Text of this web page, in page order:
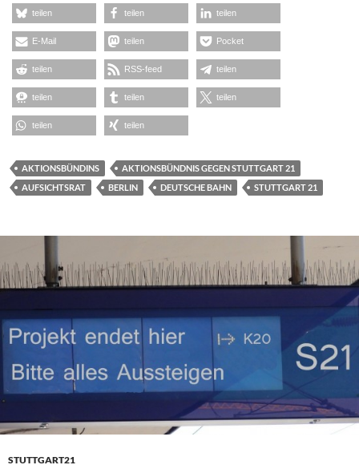
teilen teilen teilen
E-Mail teilen Pocket
teilen RSS-feed teilen
teilen teilen teilen
teilen teilen
AKTIONSBÜNDINS
AKTIONSBÜNDNIS GEGEN STUTTGART 21
AUFSICHTSRAT
BERLIN DEUTSCHE BAHN STUTTGART 21
STUTTGART21